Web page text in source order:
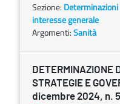
Sezione:
interesse generale
Argomenti:Sanità
DETERMINAZIONE
STRATEGIE E
dicembre 2024, n.